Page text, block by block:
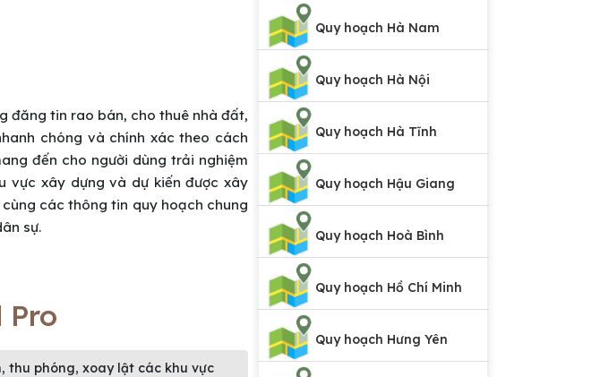
đăng tin rao bán, cho thuê nhà đất,
chóng và chính xác theo cách
đến cho người dùng trải nghiệm
vực xây dựng và dự kiến được xây
các thông tin quy hoạch chung
sự.
Pro
thu phóng, xoay lật các khu vực
Quy hoạch Hà Nam
Quy hoạch Hà Nội
Quy hoạch Hà Tĩnh
Quy hoạch Hậu Giang
Quy hoạch Hoà Bình
Quy hoạch Hồ Chí Minh
Quy hoạch Hưng Yên